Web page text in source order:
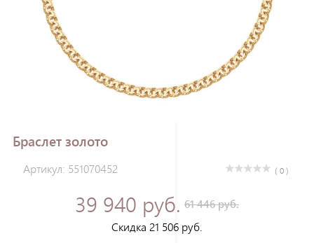
Браслет золото
Артикул: 551070452 ( 0 )
39 940 руб. 61 446 руб.
Скидка 21 506 руб.